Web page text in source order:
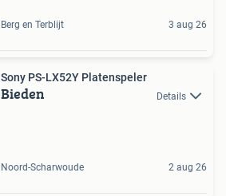
Berg en Terblijt 3 aug 26
Sony PS-LX52Y Platenspeler
Bieden Details
Noord-Scharwoude 2 aug 26